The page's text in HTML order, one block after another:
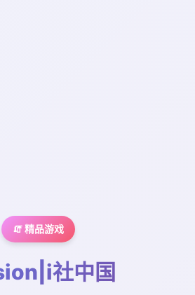
🧯 精品游戏
社中国